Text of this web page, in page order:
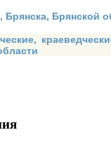
Брянской